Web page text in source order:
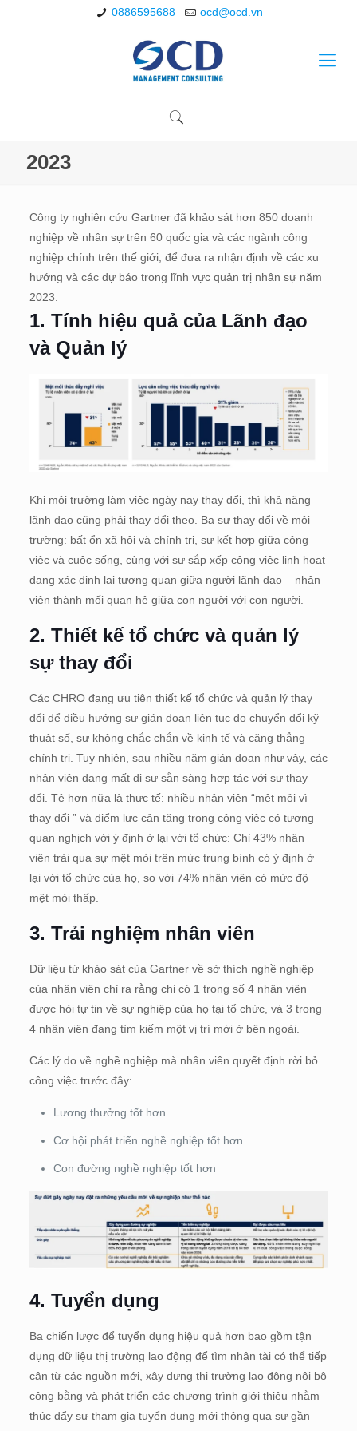
0886595688 ocd@ocd.vn
2023
Công ty nghiên cứu Gartner đã khảo sát hơn 850 doanh
nghiệp về nhân sự trên 60 quốc gia và các ngành công
nghiệp chính trên thế giới, để đưa ra nhận định về các xu
hướng và các dự báo trong lĩnh vực quản trị nhân sự năm
2023.
1. Tính hiệu quả của Lãnh đạo
và Quản lý
Khi môi trường làm việc ngày nay thay đổi, thì khả năng
lãnh đạo cũng phải thay đổi theo. Ba sự thay đổi về môi
trường: bất ổn xã hội và chính trị, sự kết hợp giữa công
việc và cuộc sống, cùng với sự sắp xếp công việc linh hoạt
đang xác định lại tương quan giữa người lãnh đạo – nhân
viên thành mối quan hệ giữa con người với con người.
2. Thiết kế tổ chức và quản lý
sự thay đổi
Các CHRO đang ưu tiên thiết kế tổ chức và quản lý thay
đổi để điều hướng sự gián đoạn liên tục do chuyển đổi kỹ
thuật số, sự không chắc chắn về kinh tế và căng thẳng
chính trị. Tuy nhiên, sau nhiều năm gián đoạn như vậy, các
nhân viên đang mất đi sự sẵn sàng hợp tác với sự thay
đổi. Tệ hơn nữa là thực tế: nhiều nhân viên “mệt mỏi vì
thay đổi ” và điểm lực cản tăng trong công việc có tương
quan nghịch với ý định ở lại với tổ chức: Chỉ 43% nhân
viên trải qua sự mệt mỏi trên mức trung bình có ý định ở
lại với tổ chức của họ, so với 74% nhân viên có mức độ
mệt mỏi thấp.
3. Trải nghiệm nhân viên
Dữ liệu từ khảo sát của Gartner về sở thích nghề nghiệp
của nhân viên chỉ ra rằng chỉ có 1 trong số 4 nhân viên
được hỏi tự tin về sự nghiệp của họ tại tổ chức, và 3 trong
4 nhân viên đang tìm kiếm một vị trí mới ở bên ngoài.
Các lý do về nghề nghiệp mà nhân viên quyết định rời bỏ
công việc trước đây:
Lương thưởng tốt hơn
Cơ hội phát triển nghề nghiệp tốt hơn
Con đường nghề nghiệp tốt hơn
4. Tuyển dụng
Ba chiến lược để tuyển dụng hiệu quả hơn bao gồm tận
dụng dữ liệu thị trường lao động để tìm nhân tài có thể tiếp
cận từ các nguồn mới, xây dựng thị trường lao động nội bộ
công bằng và phát triển các chương trình giới thiệu nhằm
thúc đẩy sự tham gia tuyển dụng mới thông qua sự gần